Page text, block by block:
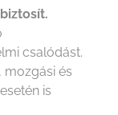
csalódást.
mozgási és
is